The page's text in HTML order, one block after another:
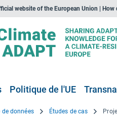
website of the European Union | How
Politique de l'UE
de données Études de cas